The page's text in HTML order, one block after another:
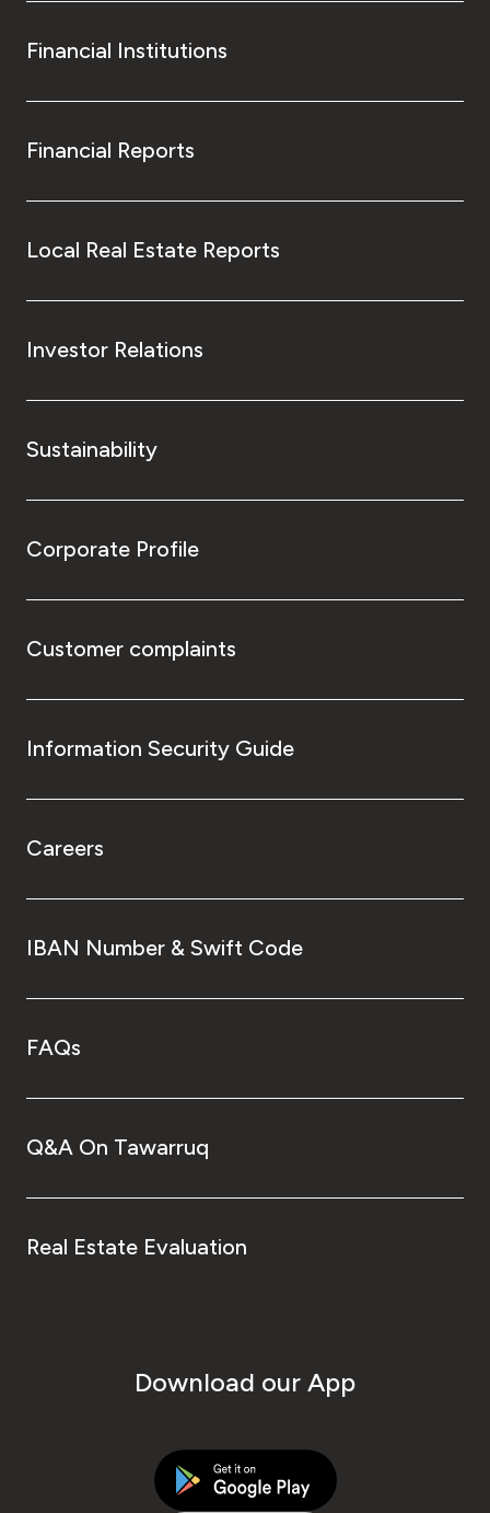
Financial Institutions
Financial Reports
Local Real Estate Reports
Investor Relations
Sustainability
Corporate Profile
Customer complaints
Information Security Guide
Careers
IBAN Number & Swift Code
FAQs
Q&A On Tawarruq
Real Estate Evaluation
Download our App